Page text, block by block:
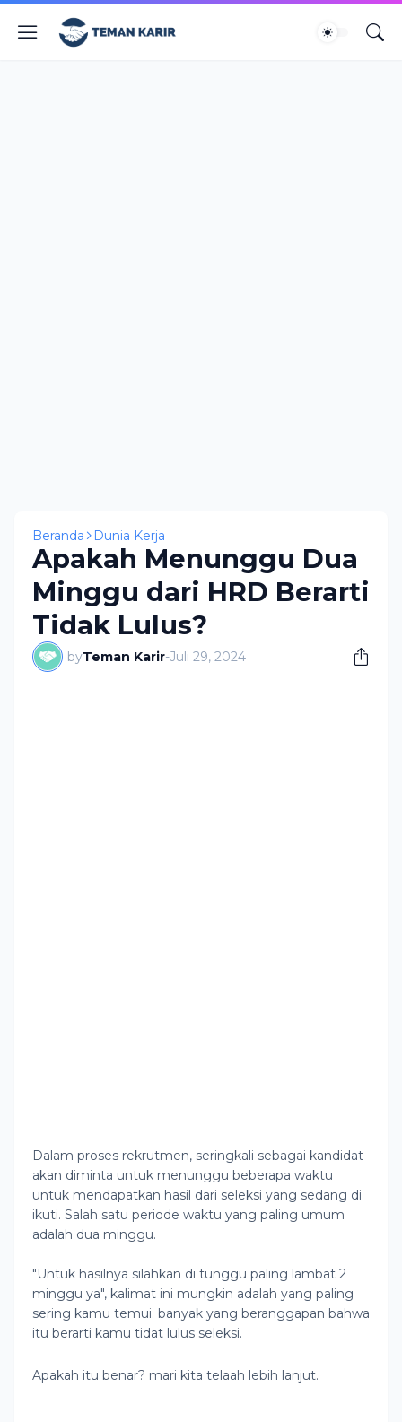
Beranda Dunia Kerja
Apakah Menunggu Dua
Minggu dari HRD Berarti
Tidak Lulus?
byTeman Karir-Juli 29, 2024
Dalam proses rekrutmen, seringkali sebagai kandidat
akan diminta untuk menunggu beberapa waktu
untuk mendapatkan hasil dari seleksi yang sedang di
ikuti. Salah satu periode waktu yang paling umum
adalah dua minggu.
"Untuk hasilnya silahkan di tunggu paling lambat 2
minggu ya", kalimat ini mungkin adalah yang paling
sering kamu temui. banyak yang beranggapan bahwa
itu berarti kamu tidat lulus seleksi.
Apakah itu benar? mari kita telaah lebih lanjut.